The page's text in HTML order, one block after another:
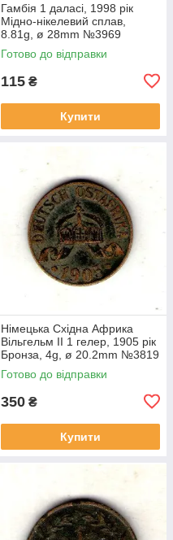
Гамбія 1 даласі, 1998 рік
Мідно-нікелевий сплав,
8.81g, ø 28mm №3969
Готово до відправки
115 ₴
Купити
Німецька Східна Африка
Вільгельм II 1 гелер, 1905 рік
Бронза, 4g, ø 20.2mm №3819
Готово до відправки
350 ₴
Купити